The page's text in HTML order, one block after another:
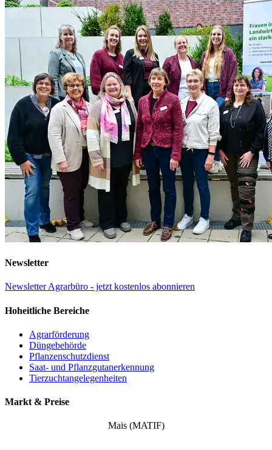
Newsletter
Newsletter Agrarbüro - jetzt kostenlos abonnieren
Hoheitliche Bereiche
Agrarförderung
Düngebehörde
Pflanzenschutzdienst
Saat- und Pflanzgutanerkennung
Tierzuchtangelegenheiten
Markt & Preise
Mais (MATIF)